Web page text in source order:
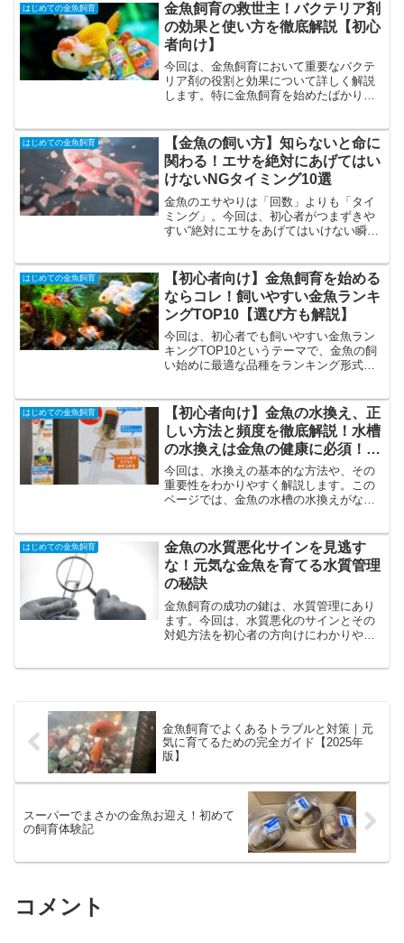
た。この水温計シートは、水槽の外側
に“貼るだけ”で水温がひと目で分かるとい
う、とても手軽な商品です。本当に使え
るの？精度はどうなの？金魚飼育に向い
ている？そんな疑問を、実際に貼って、
比べて、メリットとデメリットをまとめ
ながら詳しく解説しています。水温管理
は金魚の健康を守るうえで最も大切なポ
い方、100均アイテムが気になっている
方、デジタル式やガラス式と迷っている
方にも役立つ内容になっています。
はじめての金魚飼育
金魚飼育の救世主！バクテリア剤
の効果と使い方を徹底解説【初心
者向け】
今回は、金魚飼育において重要なバクテ
リア剤の役割と効果について詳しく解説
します。特に金魚飼育を始めたばかりの
か、その科学的プロセスと具体的な使用
方法をわかりやすく説明します。バクテ
リア剤の選び方、使用方法、注意点につ
いても詳しく解説しているので、健康な
水槽環境の維持に役立つ情報が満載で
す。
はじめての金魚飼育
【金魚の飼い方】知らないと命に
関わる！エサを絶対にあげてはい
けないNGタイミング10選
金魚のエサやりは「回数」よりも「タイ
ミング」。今回は、初心者がつまずきや
すい“絶対にエサをあげてはいけない瞬
は、“与えない勇気”と“観察の習慣”。この
動画一本で、迷わない給餌判断が身につ
きます。
はじめての金魚飼育
【初心者向け】金魚飼育を始める
ならコレ！飼いやすい金魚ランキ
ングTOP10【選び方も解説】
今回は、初心者でも飼いやすい金魚ラン
キングTOP10というテーマで、金魚の飼
い始めに最適な品種をランキング形式で
しました。どの品種が1位になったのか、
その理由とは？
はじめての金魚飼育
【初心者向け】金魚の水換え、正
しい方法と頻度を徹底解説！水槽
の水換えは金魚の健康に必須！正
しい方法で快適な環境を維持しよ
う
今回は、水換えの基本的な方法や、その
重要性をわかりやすく解説します。この
ページでは、金魚の水槽の水換えがなぜ
金魚の健康を維持するためのポイントを
学べます。
はじめての金魚飼育
金魚の水質悪化サインを見逃す
な！元気な金魚を育てる水質管理
の秘訣
金魚飼育の成功の鍵は、水質管理にあり
ます。今回は、水質悪化のサインとその
対処方法を初心者の方向けにわかりやす
金魚飼育でよくあるトラブルと対策｜元
気に育てるための完全ガイド【2025年
版】
スーパーでまさかの金魚お迎え！初めて
の飼育体験記
コメント